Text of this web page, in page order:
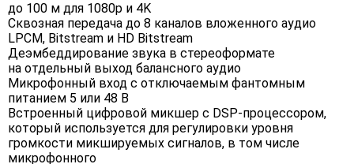
до 100 м для 1080p и 4K
Сквозная передача до 8 каналов вложенного аудио
LPCM, Bitstream и HD Bitstream
Деэмбеддирование звука в стереоформате
на отдельный выход балансного аудио
Микрофонный вход с отключаемым фантомным
питанием 5 или 48 В
Встроенный цифровой микшер с DSP-процессором,
который используется для регулировки уровня
громкости микшируемых сигналов, в том числе
микрофонного